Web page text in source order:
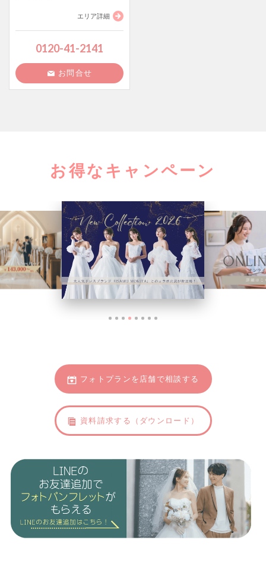
エリア詳細
0120-41-2141
お問合せ
お得なキャンペーン
フォトプランを店舗で相談する
資料請求する（ダウンロード）